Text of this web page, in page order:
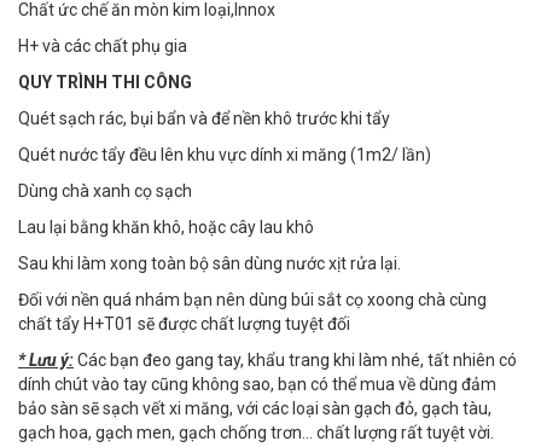
Chất ức chế ăn mòn kim loại,Innox
H+ và các chất phụ gia
QUY TRÌNH THI CÔNG
Quét sạch rác, bụi bẩn và để nền khô trước khi tẩy
Quét nước tẩy đều lên khu vực dính xi măng (1m2/ lần)
Dùng chà xanh cọ sạch
Lau lại bằng khăn khô, hoặc cây lau khô
Sau khi làm xong toàn bộ sân dùng nước xịt rửa lại.
Đối với nền quá nhám bạn nên dùng búi sắt cọ xoong chà cùng
chất tẩy H+T01 sẽ được chất lượng tuyệt đối
* Lưu ý:Các bạn đeo gang tay, khẩu trang khi làm nhé, tất nhiên có
dính chút vào tay cũng không sao, bạn có thể mua về dùng đảm
bảo sàn sẽ sạch vết xi măng, với các loại sàn gạch đỏ, gạch tàu,
gạch hoa, gạch men, gạch chống trơn… chất lượng rất tuyệt vời.